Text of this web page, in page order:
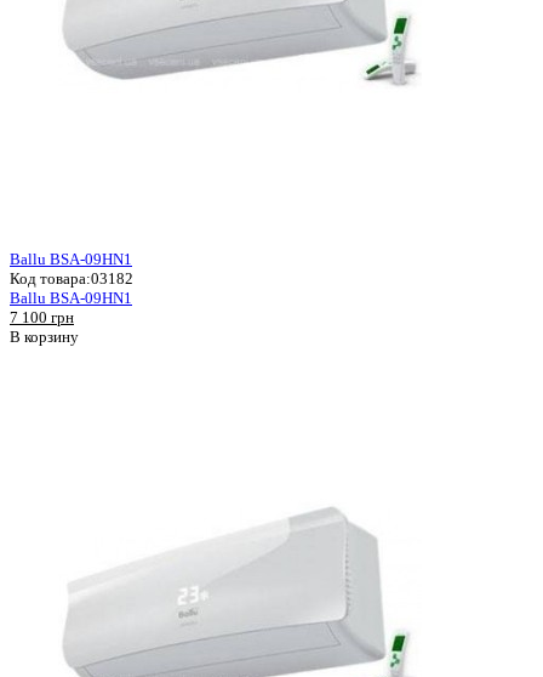
Ballu BSA-09HN1
Код товара:03182
Ballu BSA-09HN1
7 100 грн
В корзину